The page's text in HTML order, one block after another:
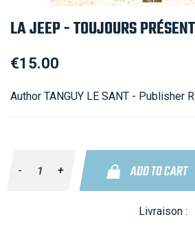
LA JEEP - TOUJOURS
€15.00
Author TANGUY LE SANT - Publisher
- + ADD TO CART
Livraison :